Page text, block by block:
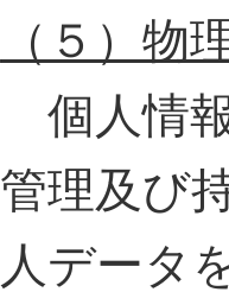
（５）物
個人情
管理及び
人データ